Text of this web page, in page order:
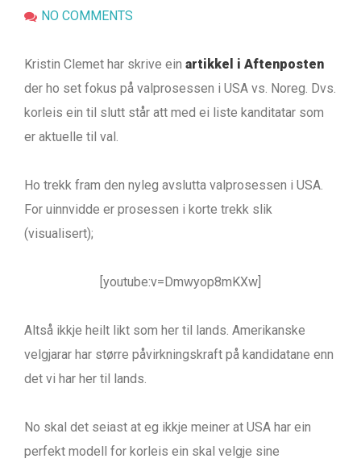
NO COMMENTS
Kristin Clemet har skrive ein artikkel i Aftenposten
der ho set fokus på valprosessen i USA vs. Noreg. Dvs.
korleis ein til slutt står att med ei liste kanditatar som
er aktuelle til val.
Ho trekk fram den nyleg avslutta valprosessen i USA.
For uinnvidde er prosessen i korte trekk slik
(visualisert);
[youtube:v=Dmwyop8mKXw]
Altså ikkje heilt likt som her til lands. Amerikanske
velgjarar har større påvirkningskraft på kandidatane enn
det vi har her til lands.
No skal det seiast at eg ikkje meiner at USA har ein
perfekt modell for korleis ein skal velgje sine